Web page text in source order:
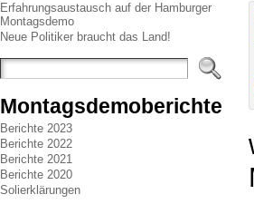
Erfahrungsaustausch auf der Hamburger
Montagsdemo
Neue Politiker braucht das Land!
Montagsdemoberichte
Berichte 2023
Berichte 2022
Berichte 2021
Berichte 2020
Solierklärungen